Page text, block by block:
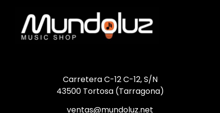
Carretera C-12 C-12, S/N
43500 Tortosa (Tarragona)
ventas@mundoluz.net